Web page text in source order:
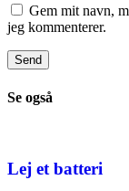
Gem mit navn,
jeg kommenterer.
Se også
Lej et batteri